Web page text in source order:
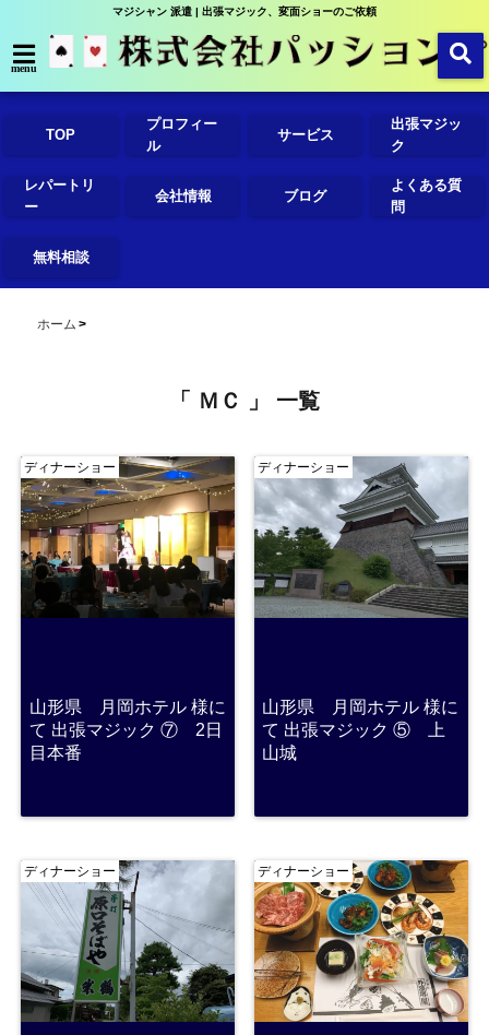
マジシャン 派遣 | 出張マジック、変面ショーのご依頼
menu
TOP
プロフィー
ル
サービス
出張マジッ
ク
レパートリ
ー
会社情報 ブログ
よくある質
問
無料相談
ホーム
「 ＭＣ 」 一覧
ディナーショー
山形県 月岡ホテル 様に
て 出張マジック ⑦ 2日
目本番
ディナーショー
山形県 月岡ホテル 様に
て 出張マジック ⑤ 上
山城
ディナーショー ディナーショー